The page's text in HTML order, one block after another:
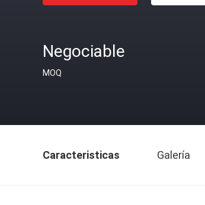
Negociable
MOQ
Caracteristicas Galería